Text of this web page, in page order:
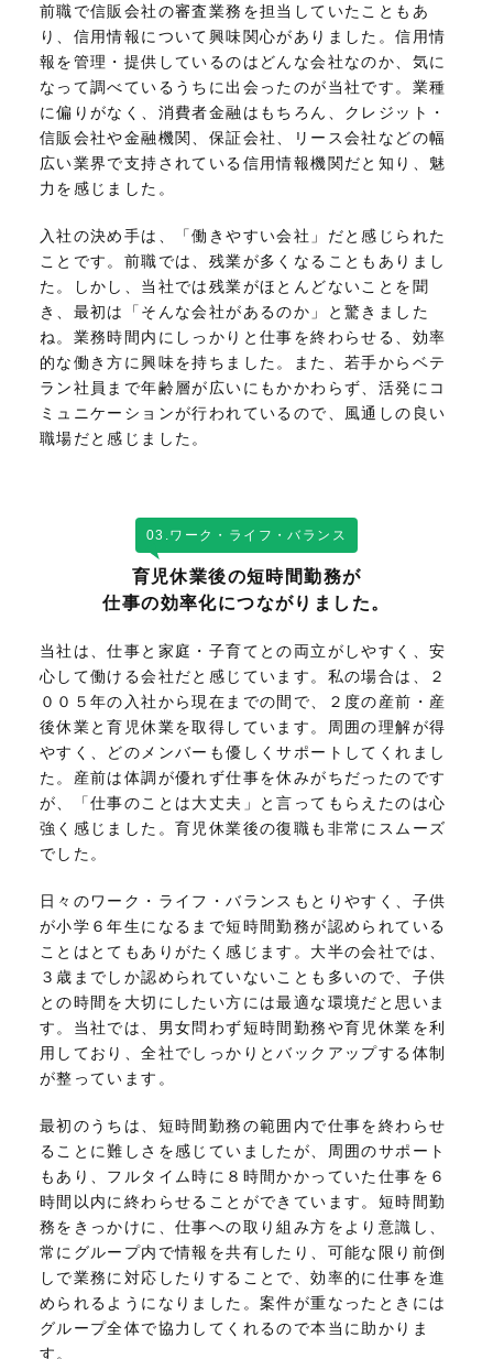
前職で信販会社の審査業務を担当していたこともあ
り、信用情報について興味関心がありました。信用情
報を管理・提供しているのはどんな会社なのか、気に
なって調べているうちに出会ったのが当社です。業種
に偏りがなく、消費者金融はもちろん、クレジット・
信販会社や金融機関、保証会社、リース会社などの幅
広い業界で支持されている信用情報機関だと知り、魅
力を感じました。
入社の決め手は、「働きやすい会社」だと感じられた
ことです。前職では、残業が多くなることもありまし
た。しかし、当社では残業がほとんどないことを聞
き、最初は「そんな会社があるのか」と驚きました
ね。業務時間内にしっかりと仕事を終わらせる、効率
的な働き方に興味を持ちました。また、若手からベテ
ラン社員まで年齢層が広いにもかかわらず、活発にコ
ミュニケーションが行われているので、風通しの良い
職場だと感じました。
03.ワーク・ライフ・バランス
育児休業後の短時間勤務が
仕事の効率化につながりました。
当社は、仕事と家庭・子育てとの両立がしやすく、安
心して働ける会社だと感じています。私の場合は、２
００５年の入社から現在までの間で、２度の産前・産
後休業と育児休業を取得しています。周囲の理解が得
やすく、どのメンバーも優しくサポートしてくれまし
た。産前は体調が優れず仕事を休みがちだったのです
が、「仕事のことは大丈夫」と言ってもらえたのは心
強く感じました。育児休業後の復職も非常にスムーズ
でした。
日々のワーク・ライフ・バランスもとりやすく、子供
が小学６年生になるまで短時間勤務が認められている
ことはとてもありがたく感じます。大半の会社では、
３歳までしか認められていないことも多いので、子供
との時間を大切にしたい方には最適な環境だと思いま
す。当社では、男女問わず短時間勤務や育児休業を利
用しており、全社でしっかりとバックアップする体制
が整っています。
最初のうちは、短時間勤務の範囲内で仕事を終わらせ
ることに難しさを感じていましたが、周囲のサポート
もあり、フルタイム時に８時間かかっていた仕事を６
時間以内に終わらせることができています。短時間勤
務をきっかけに、仕事への取り組み方をより意識し、
常にグループ内で情報を共有したり、可能な限り前倒
しで業務に対応したりすることで、効率的に仕事を進
められるようになりました。案件が重なったときには
グループ全体で協力してくれるので本当に助かりま
す。